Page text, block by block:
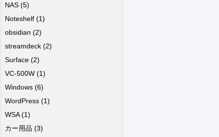
NAS (5)
Noteshelf (1)
obsidian (2)
streamdeck (2)
Surface (2)
VC-500W (1)
Windows (6)
WordPress (1)
WSA(1)
カー用品 (3)